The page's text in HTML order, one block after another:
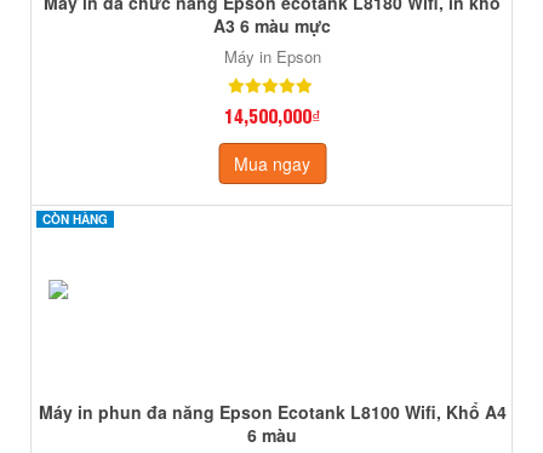
A3 6 màu mực
Máy in Epson
14,500,000₫
Mua ngay
CÒN HÀNG
CÒN HÀNG
Máy in phun đa năng Epson Ecotank L8100 Wifi, Khổ A4
6 màu